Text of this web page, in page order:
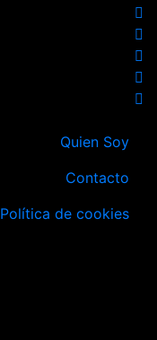
Quien Soy
Contacto
Política de cookies